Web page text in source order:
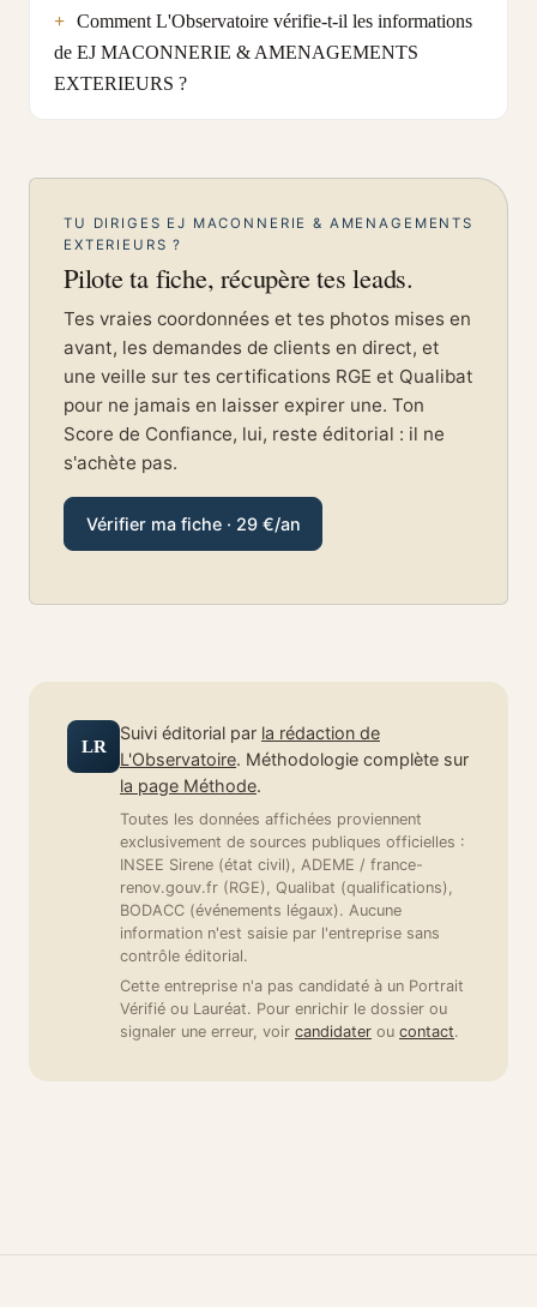
Comment L'Observatoire vérifie-t-il les informations
de EJ MACONNERIE & AMENAGEMENTS
EXTERIEURS ?
TU DIRIGES EJ MACONNERIE & AMENAGEMENTS
EXTERIEURS ?
Pilote ta fiche, récupère tes leads.
Tes vraies coordonnées et tes photos mises en
avant, les demandes de clients en direct, et
une veille sur tes certifications RGE et Qualibat
pour ne jamais en laisser expirer une. Ton
Score de Confiance, lui, reste éditorial : il ne
s'achète pas.
Vérifier ma fiche · 29 €/an
LR
Suivi éditorial par la rédaction de
L'Observatoire. Méthodologie complète sur
la page Méthode.
Toutes les données affichées proviennent
exclusivement de sources publiques officielles :
INSEE Sirene (état civil), ADEME / france-
renov.gouv.fr (RGE), Qualibat (qualifications),
BODACC (événements légaux). Aucune
information n'est saisie par l'entreprise sans
contrôle éditorial.
Cette entreprise n'a pas candidaté à un Portrait
Vérifié ou Lauréat. Pour enrichir le dossier ou
signaler une erreur, voir candidater ou contact.